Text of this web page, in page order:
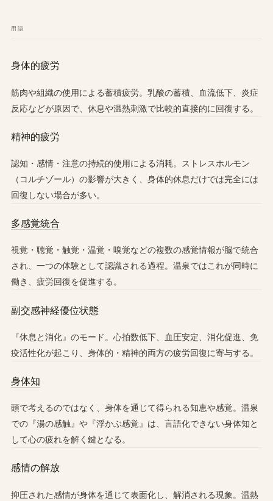
用語
身体的疲労
筋肉や組織の使用による蓄積疲労。乳酸の蓄積、血流低下、炎症
反応などが原因で、休息や温熱刺激で比較的直接的に回復する。
精神的疲労
認知・感情・注意の持続的使用による消耗。ストレスホルモン
（コルチゾール）の影響が大きく、身体的休息だけでは完全には
回復しない場合が多い。
多感覚統合
視覚・聴覚・触覚・温覚・嗅覚などの複数の感覚情報が脳で統合
され、一つの体験として認識される過程。温泉ではこれが同時に
働き、疲労回復を促進する。
副交感神経優位状態
『休息と消化』のモード。心拍数低下、血圧安定、消化促進、免
疫活性化が起こり、身体的・精神的両方の疲労回復に寄与する。
身体知
頭で考えるのではなく、身体を通じて得られる知恵や感覚。温泉
での『湯の感触』や『浮かぶ感覚』は、言語化できない身体知と
して心の疲れを解く鍵となる。
感情の解放
抑圧された感情が身体を通じて表面化し、解消される現象。温熱